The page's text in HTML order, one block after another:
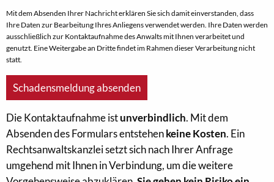
Mit dem Absenden Ihrer Nachricht erklären Sie sich damit einverstanden, dass
Ihre Daten zur Bearbeitung Ihres Anliegens verwendet werden. Ihre Daten werden
ausschließlich zur Kontaktaufnahme des Anwalts mit Ihnen verarbeitet und
genutzt. Eine Weitergabe an Dritte findet im Rahmen dieser Verarbeitung nicht
statt.
Die Kontaktaufnahme istunverbindlich. Mit dem
Absenden des Formulars entstehenkeine Kosten. Ein
Rechtsanwaltskanzlei setzt sich nach Ihrer Anfrage
umgehend mit Ihnen in Verbindung, um die weitere